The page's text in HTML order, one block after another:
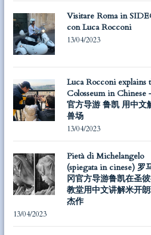
Visitare Roma in
con Luca Rocconi
13/04/2023
Luca Rocconi explains
Colosseum in Chinese
官方导游 鲁凯 用中文
兽场
13/04/2023
Pietà di Michelangelo
(spiegata in cinese) 罗
冈官方导游鲁凯在圣
教堂用中文讲解米开
杰作
13/04/2023